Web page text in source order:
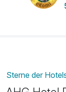
Sterne der